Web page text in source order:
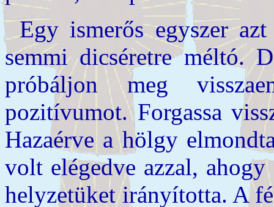
Egy ismerős egyszer
semmi dicséretre méltó.
próbáljon meg
pozitívumot. Forgassa
Hazaérve a hölgy
volt elégedve azzal,
helyzetüket irányította. A